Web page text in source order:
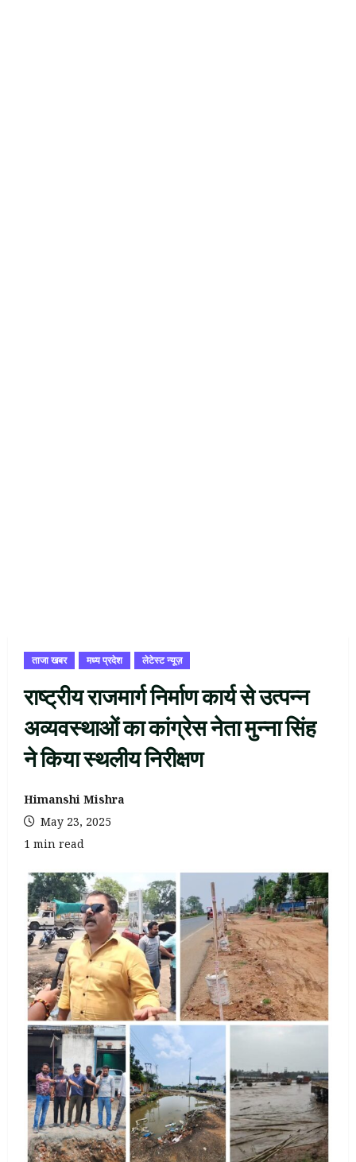
ताजा खबर मध्य प्रदेश लेटेस्ट न्यूज़
राष्ट्रीय राजमार्ग निर्माण कार्य से उत्पन्न
अव्यवस्थाओं का कांग्रेस नेता मुन्ना सिंह
ने किया स्थलीय निरीक्षण
Himanshi Mishra
May 23, 2025
1 min read